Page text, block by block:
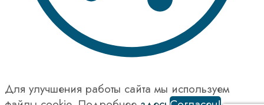
Для улучшения работы сайта мы используем